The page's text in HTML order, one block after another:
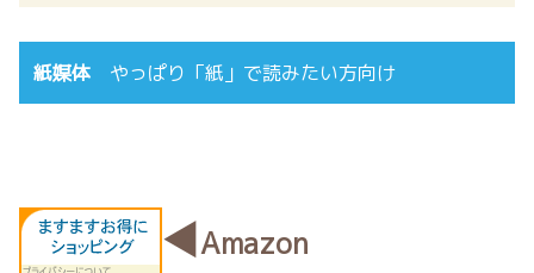
紙媒体 やっぱり「紙」で読みたい方向け
◀Amazon